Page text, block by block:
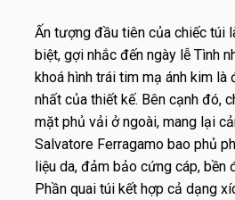
Ấn tượng đầu tiên của chiếc túi
biệt, gợi nhắc đến ngày lễ Tình
khoá hình trái tim mạ ánh kim là
nhất của thiết kế. Bên cạnh đó,
mặt phủ vải ở ngoài, mang lại
Salvatore Ferragamo bao phủ
liệu da, đảm bảo cứng cáp, bền
Phần quai túi kết hợp cả dạng